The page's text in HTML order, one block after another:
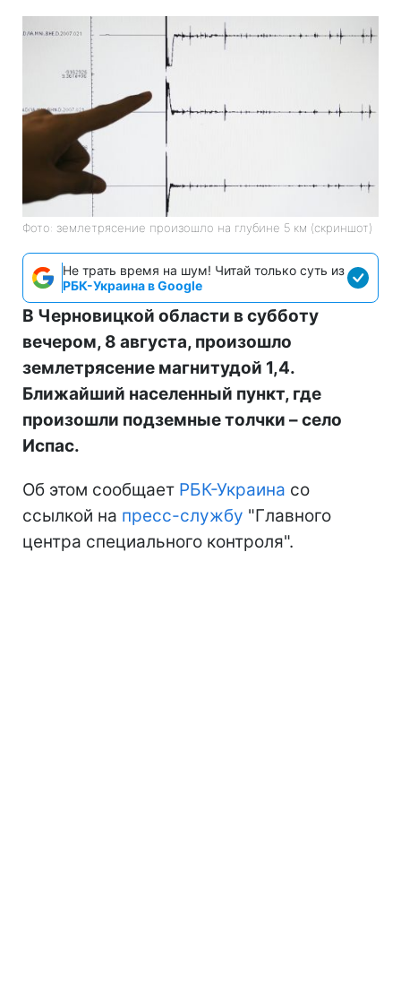
Фото: землетрясение произошло на глубине 5 км (скриншот)
Не трать время на шум! Читай только суть из
РБК-Украина в Google
В Черновицкой области в субботу
вечером, 8 августа, произошло
землетрясение магнитудой 1,4.
Ближайший населенный пункт, где
произошли подземные толчки – село
Испас.
Об этом сообщает РБК-Украина со
ссылкой на пресс-службу "Главного
центра специального контроля".